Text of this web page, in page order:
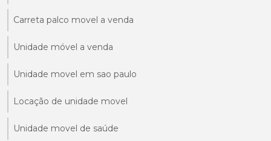
Carreta palco movel a venda
Unidade móvel a venda
Unidade movel em sao paulo
Locação de unidade movel
Unidade movel de saúde